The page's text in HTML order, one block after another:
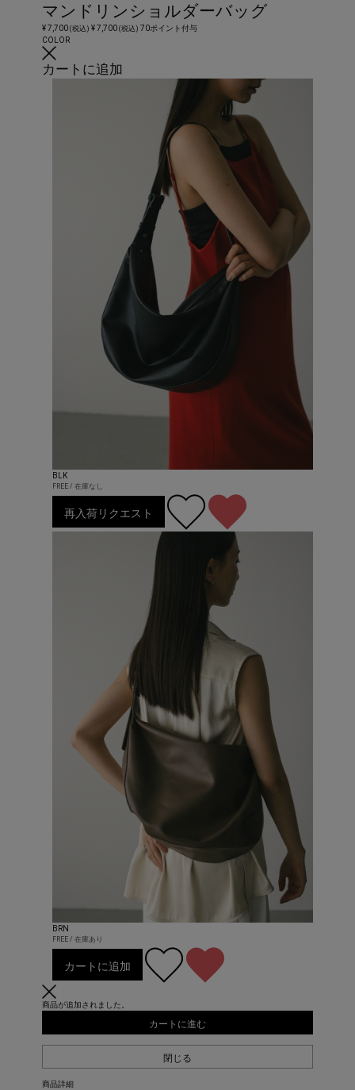
マンドリンショルダーバッグ
¥ 7,700(税込) ¥ 7,700(税込) 70ポイント付与
COLOR
カートに追加
BLK
FREE / 在庫なし
再入荷リクエスト
BRN
FREE / 在庫あり
カートに追加
商品が追加されました。
カートに進む
閉じる
商品詳細